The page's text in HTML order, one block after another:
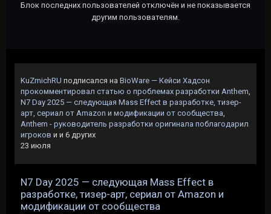
Блок последних пользователей отключён и не показывается
другим пользователям.
KuZmichRU подписался на BioWare — Кейси Хадсон
прокомментировал статью о проблемах разработки Anthem,
N7 Day 2025 — следующая Mass Effect в разработке, тизер-
арт, сериал от Amazon и модификации от сообщества,
Anthem - руководитель разработки оригинала поблагодарил
игроков и и 6 других
23 июля
N7 Day 2025 — следующая Mass Effect в
разработке, тизер-арт, сериал от Amazon и
модификации от сообщества